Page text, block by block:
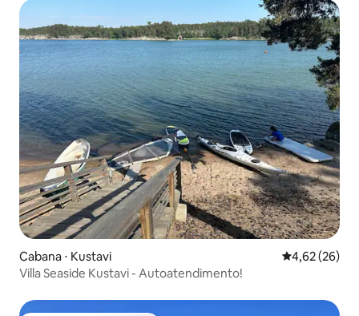
Cabana ⋅ Kustavi 4,62 de uma
4,62 (26)
Villa Seaside Kustavi - Autoatendimento!